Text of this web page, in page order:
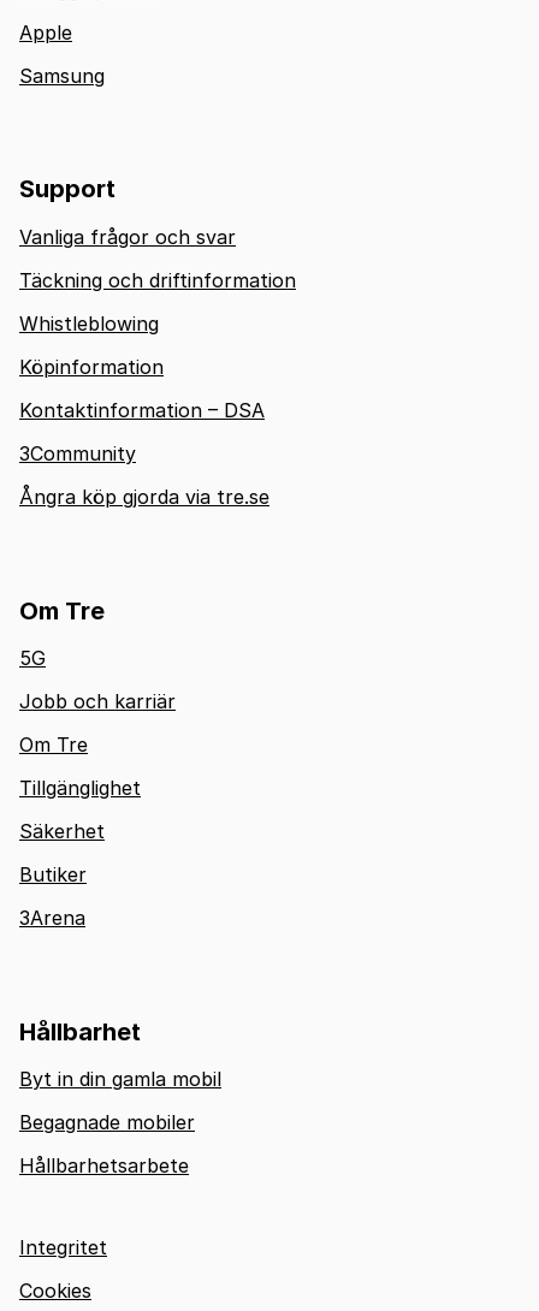
Apple
Samsung
Support
Vanliga frågor och svar
Täckning och driftinformation
Whistleblowing
Köpinformation
Kontaktinformation – DSA
3Community
Ångra köp gjorda via tre.se
Om Tre
5G
Jobb och karriär
Om Tre
Tillgänglighet
Säkerhet
Butiker
3Arena
Hållbarhet
Byt in din gamla mobil
Begagnade mobiler
Hållbarhetsarbete
Integritet
Cookies